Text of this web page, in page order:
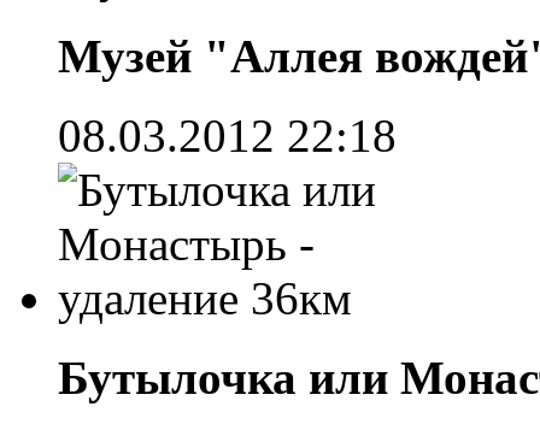
Музей "Аллея
08.03.2012 22:18
Бутылочка или